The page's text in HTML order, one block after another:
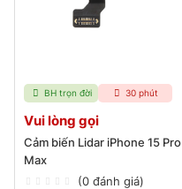
BH trọn đời 30 phút
Vui lòng gọi
Cảm biến Lidar iPhone 15 Pro
Max
(0 đánh giá)